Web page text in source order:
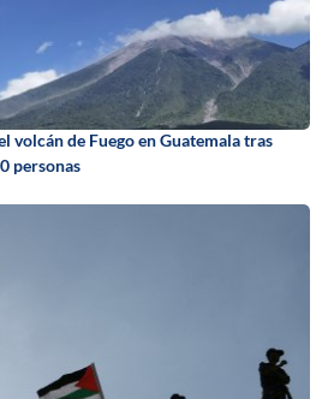
volcán de Fuego en Guatemala tras
personas